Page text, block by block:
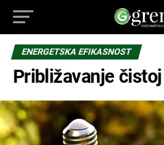
ENERGETSKA EFIKASNOST
Približavanje